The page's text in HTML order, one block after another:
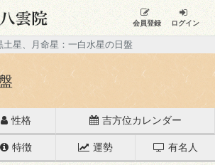
会員登録 ログイン
土星、月命星：一白水星の日盤
性格 吉方位カレンダー
特徴 運勢 有名人